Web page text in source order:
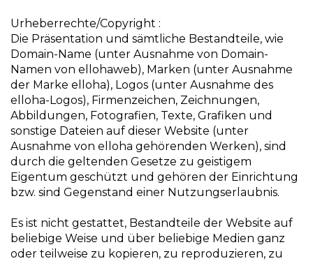
Urheberrechte/Copyright :
Die Präsentation und sämtliche Bestandteile, wie
Domain-Name (unter Ausnahme von Domain-
Namen von ellohaweb), Marken (unter Ausnahme
der Marke elloha), Logos (unter Ausnahme des
elloha-Logos), Firmenzeichen, Zeichnungen,
Abbildungen, Fotografien, Texte, Grafiken und
sonstige Dateien auf dieser Website (unter
Ausnahme von elloha gehörenden Werken), sind
durch die geltenden Gesetze zu geistigem
Eigentum geschützt und gehören der Einrichtung
bzw. sind Gegenstand einer Nutzungserlaubnis.
Es ist nicht gestattet, Bestandteile der Website auf
beliebige Weise und über beliebige Medien ganz
oder teilweise zu kopieren, zu reproduzieren, zu